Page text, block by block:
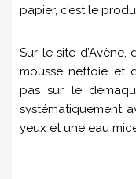
papier, c’est le
Sur le site
mousse nettoie et
pas sur le
systématiquement
yeux et une eau